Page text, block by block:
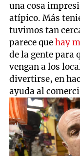
una cosa
atípico. Más
tuvimos tan
parece quehay
de la gente para
vengan a los
divertirse, en
ayuda al